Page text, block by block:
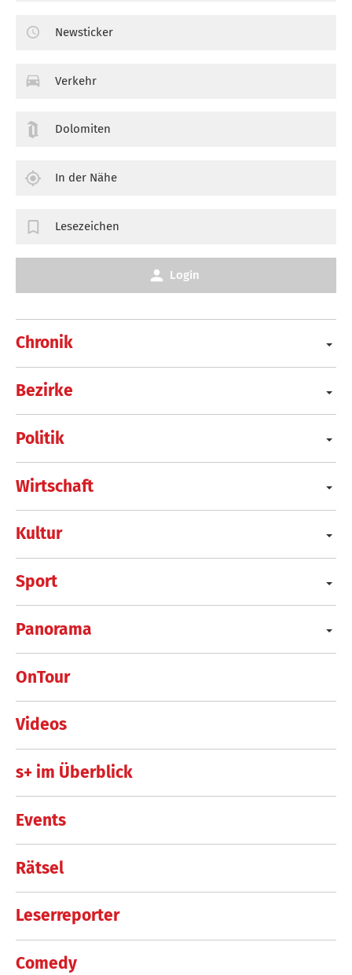
Chronik
Bezirke
Politik
Wirtschaft
Kultur
Sport
Panorama
OnTour
Videos
s+ im Überblick
Events
Rätsel
Leserreporter
Comedy
Newsticker
Verkehr
Dolomiten
In der Nähe
Lesezeichen
Login